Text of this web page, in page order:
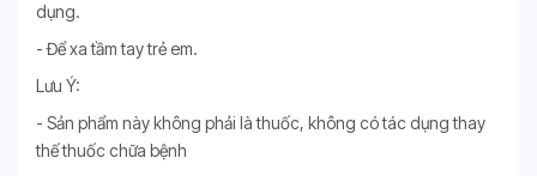
dụng.
- Để xa tầm tay trẻ em.
Lưu Ý:
- Sản phẩm này không phải là thuốc, không có tác dụng thay
thế thuốc chữa bệnh